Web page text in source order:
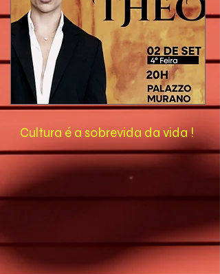
Cultura é a sobrevida da vida !